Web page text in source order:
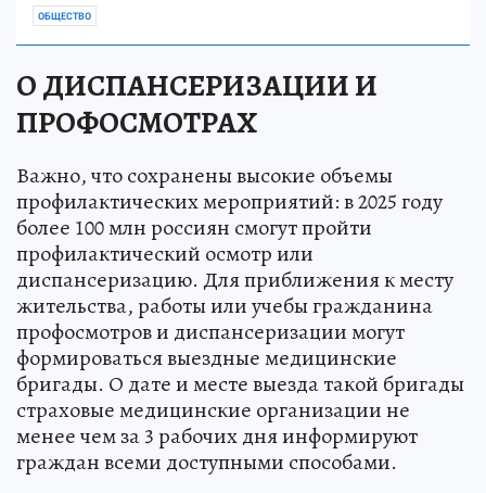
ОБЩЕСТВО
О ДИСПАНСЕРИЗАЦИИ И
ПРОФОСМОТРАХ
Важно, что сохранены высокие объемы
профилактических мероприятий: в 2025 году
более 100 млн россиян смогут пройти
профилактический осмотр или
диспансеризацию. Для приближения к месту
жительства, работы или учебы гражданина
профосмотров и диспансеризации могут
формироваться выездные медицинские
бригады. О дате и месте выезда такой бригады
страховые медицинские организации не
менее чем за 3 рабочих дня информируют
граждан всеми доступными способами.